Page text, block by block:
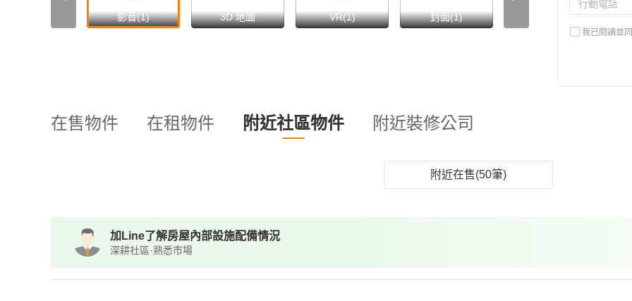
影音(1) 3D 地圖 VR(1) 封面(1)
我已閱讀並
在售物件 在租物件 附近社區物件 附近裝修公司
附近在售(50筆)
加Line了解房屋內部設施配備情況
深耕社區·熟悉市場